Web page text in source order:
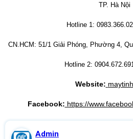
TP. Hà Nội
Hotline 1:
CN.HCM: 51/1 Giải Phóng, Phường 4,
Hotline 2:
Website:
Facebook: https://
Admin